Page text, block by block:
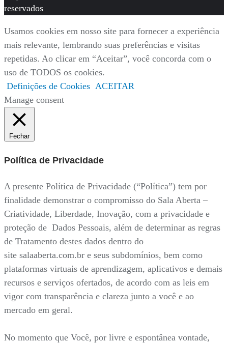
reservados
Usamos cookies em nosso site para fornecer a experiência
mais relevante, lembrando suas preferências e visitas
repetidas. Ao clicar em “Aceitar”, você concorda com o
uso de TODOS os cookies.
Definições de Cookies ACEITAR
Manage consent
Fechar
Política de Privacidade
A presente Política de Privacidade (“Política”) tem por
finalidade demonstrar o compromisso do Sala Aberta –
Criatividade, Liberdade, Inovação, com a privacidade e
proteção de Dados Pessoais, além de determinar as regras
de Tratamento destes dados dentro do
site salaaberta.com.br e seus subdomínios, bem como
plataformas virtuais de aprendizagem, aplicativos e demais
recursos e serviços ofertados, de acordo com as leis em
vigor com transparência e clareza junto a você e ao
mercado em geral.
No momento que Você, por livre e espontânea vontade,